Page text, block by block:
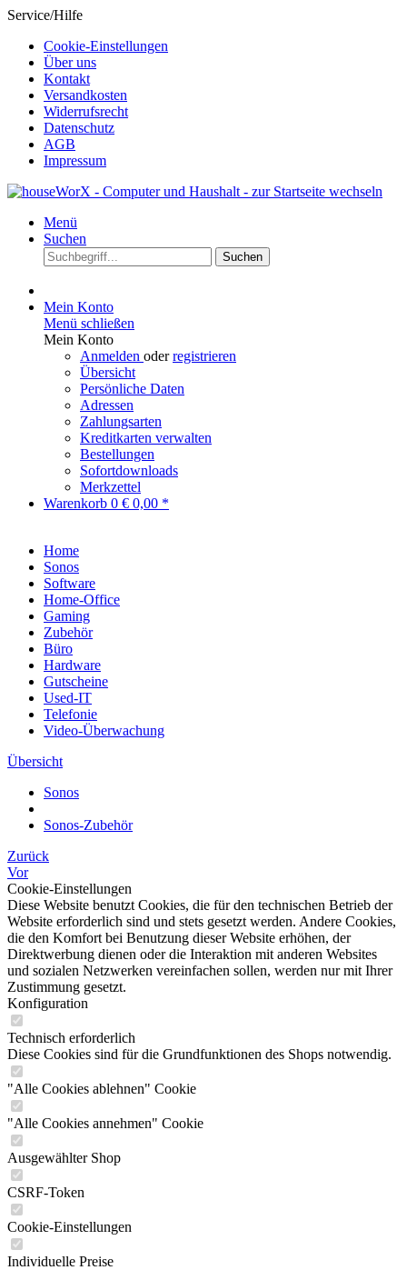
Service/Hilfe
Cookie-Einstellungen
Über uns
Kontakt
Versandkosten
Widerrufsrecht
Datenschutz
AGB
Impressum
Menü
Suchen
Suchen
Mein Konto
Menü schließen
Mein Konto
Anmelden oderregistrieren
Übersicht
Persönliche Daten
Adressen
Zahlungsarten
Kreditkarten verwalten
Bestellungen
Sofortdownloads
Merkzettel
Warenkorb 0 € 0,00 *
Home
Sonos
Software
Home-Office
Gaming
Zubehör
Büro
Hardware
Gutscheine
Used-IT
Telefonie
Video-Überwachung
Übersicht
Sonos
Sonos-Zubehör
Zurück
Vor
Cookie-Einstellungen
Diese Website benutzt Cookies, die für den technischen Betrieb der
Website erforderlich sind und stets gesetzt werden. Andere Cookies,
die den Komfort bei Benutzung dieser Website erhöhen, der
Direktwerbung dienen oder die Interaktion mit anderen Websites
und sozialen Netzwerken vereinfachen sollen, werden nur mit Ihrer
Zustimmung gesetzt.
Konfiguration
Technisch erforderlich
Diese Cookies sind für die Grundfunktionen des Shops notwendig.
"Alle Cookies ablehnen" Cookie
"Alle Cookies annehmen" Cookie
Ausgewählter Shop
CSRF-Token
Cookie-Einstellungen
Individuelle Preise